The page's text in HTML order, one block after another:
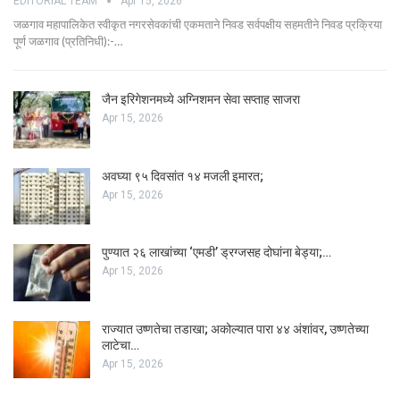
जळगाव महापालिकेत स्वीकृत नगरसेवकांची एकमताने निवड सर्वपक्षीय सहमतीने निवड प्रक्रिया
पूर्ण जळगाव (प्रतिनिधी):-…
जैन इरिगेशनमध्ये अग्निशमन सेवा सप्ताह साजरा
Apr 15, 2026
अवघ्या ९५ दिवसांत १४ मजली इमारत;
Apr 15, 2026
पुण्यात २६ लाखांच्या ‘एमडी’ ड्रग्जसह दोघांना बेड्या;…
Apr 15, 2026
राज्यात उष्णतेचा तडाखा; अकोल्यात पारा ४४ अंशांवर, उष्णतेच्या
लाटेचा…
Apr 15, 2026